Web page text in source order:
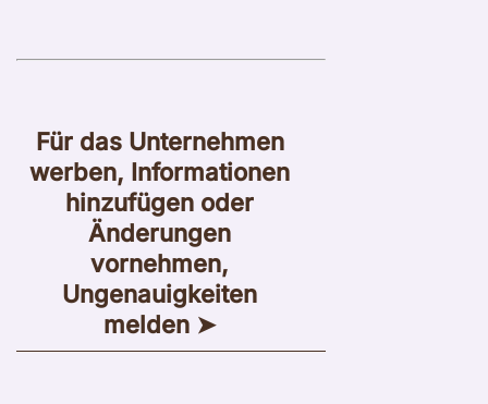
Für das Unternehmen
werben, Informationen
hinzufügen oder
Änderungen
vornehmen,
Ungenauigkeiten
melden ➤